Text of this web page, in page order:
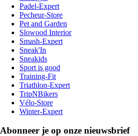
Padel-Expert
Pecheur-Store
Pet and Garden
Slowood Interior
Smash-Expert
Sneak'In
Sneakids
Sport is good
Training-Fit
Triathlon-Expert
TripNBikers
Vélo-Store
Winter-Expert
Abonneer je op onze nieuwsbrief